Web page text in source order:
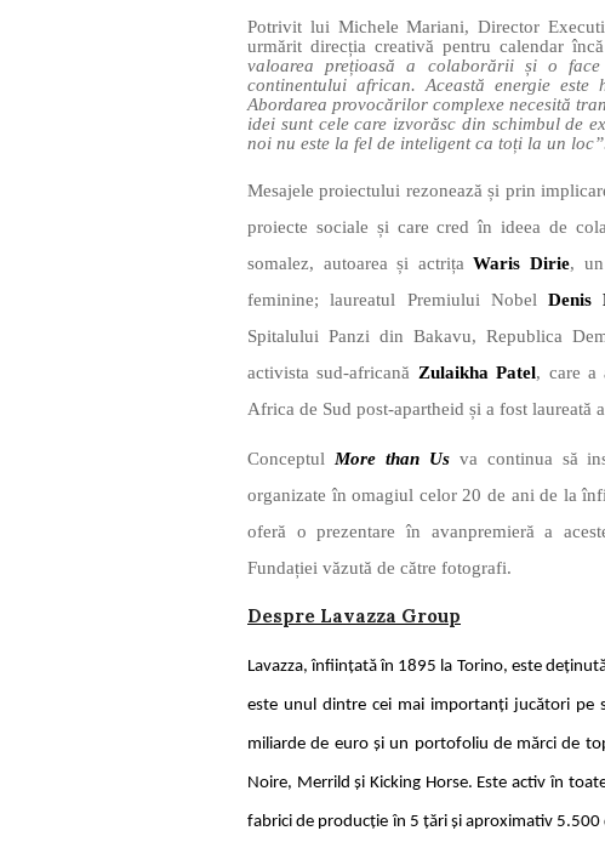
Potrivit lui Michele Mariani, Director
urmărit direcția creativă pentru calendar
valoarea prețioasă a colaborării și o
continentului african. Această energie
Abordarea provocărilor complexe necesită
idei sunt cele care izvorăsc din schimbul de
noi nu este la fel de inteligent ca toți la un
Mesajele proiectului rezonează și prin
proiecte sociale și care cred în ideea de
somalez, autoarea și actrițaWaris Dirie,
feminine; laureatul Premiului NobelDenis
Spitalului Panzi din Bakavu, Republica
activista sud-africană Zulaikha Patel, care a
Africa de Sud post-apartheid și a fost
Conceptul More than Usva continua să
organizate în omagiul celor 20 de ani de la
oferă o prezentare în avanpremieră a
Fundației văzută de către fotografi.
Despre Lavazza Group
Lavazza, înfiinţată în 1895 la Torino, este
este unul dintre cei mai importanți jucători pe
miliarde de euro și un portofoliu de mărci de
Noire, Merrild și Kicking Horse. Este activ în
fabrici de producție în 5 țări și aproximativ